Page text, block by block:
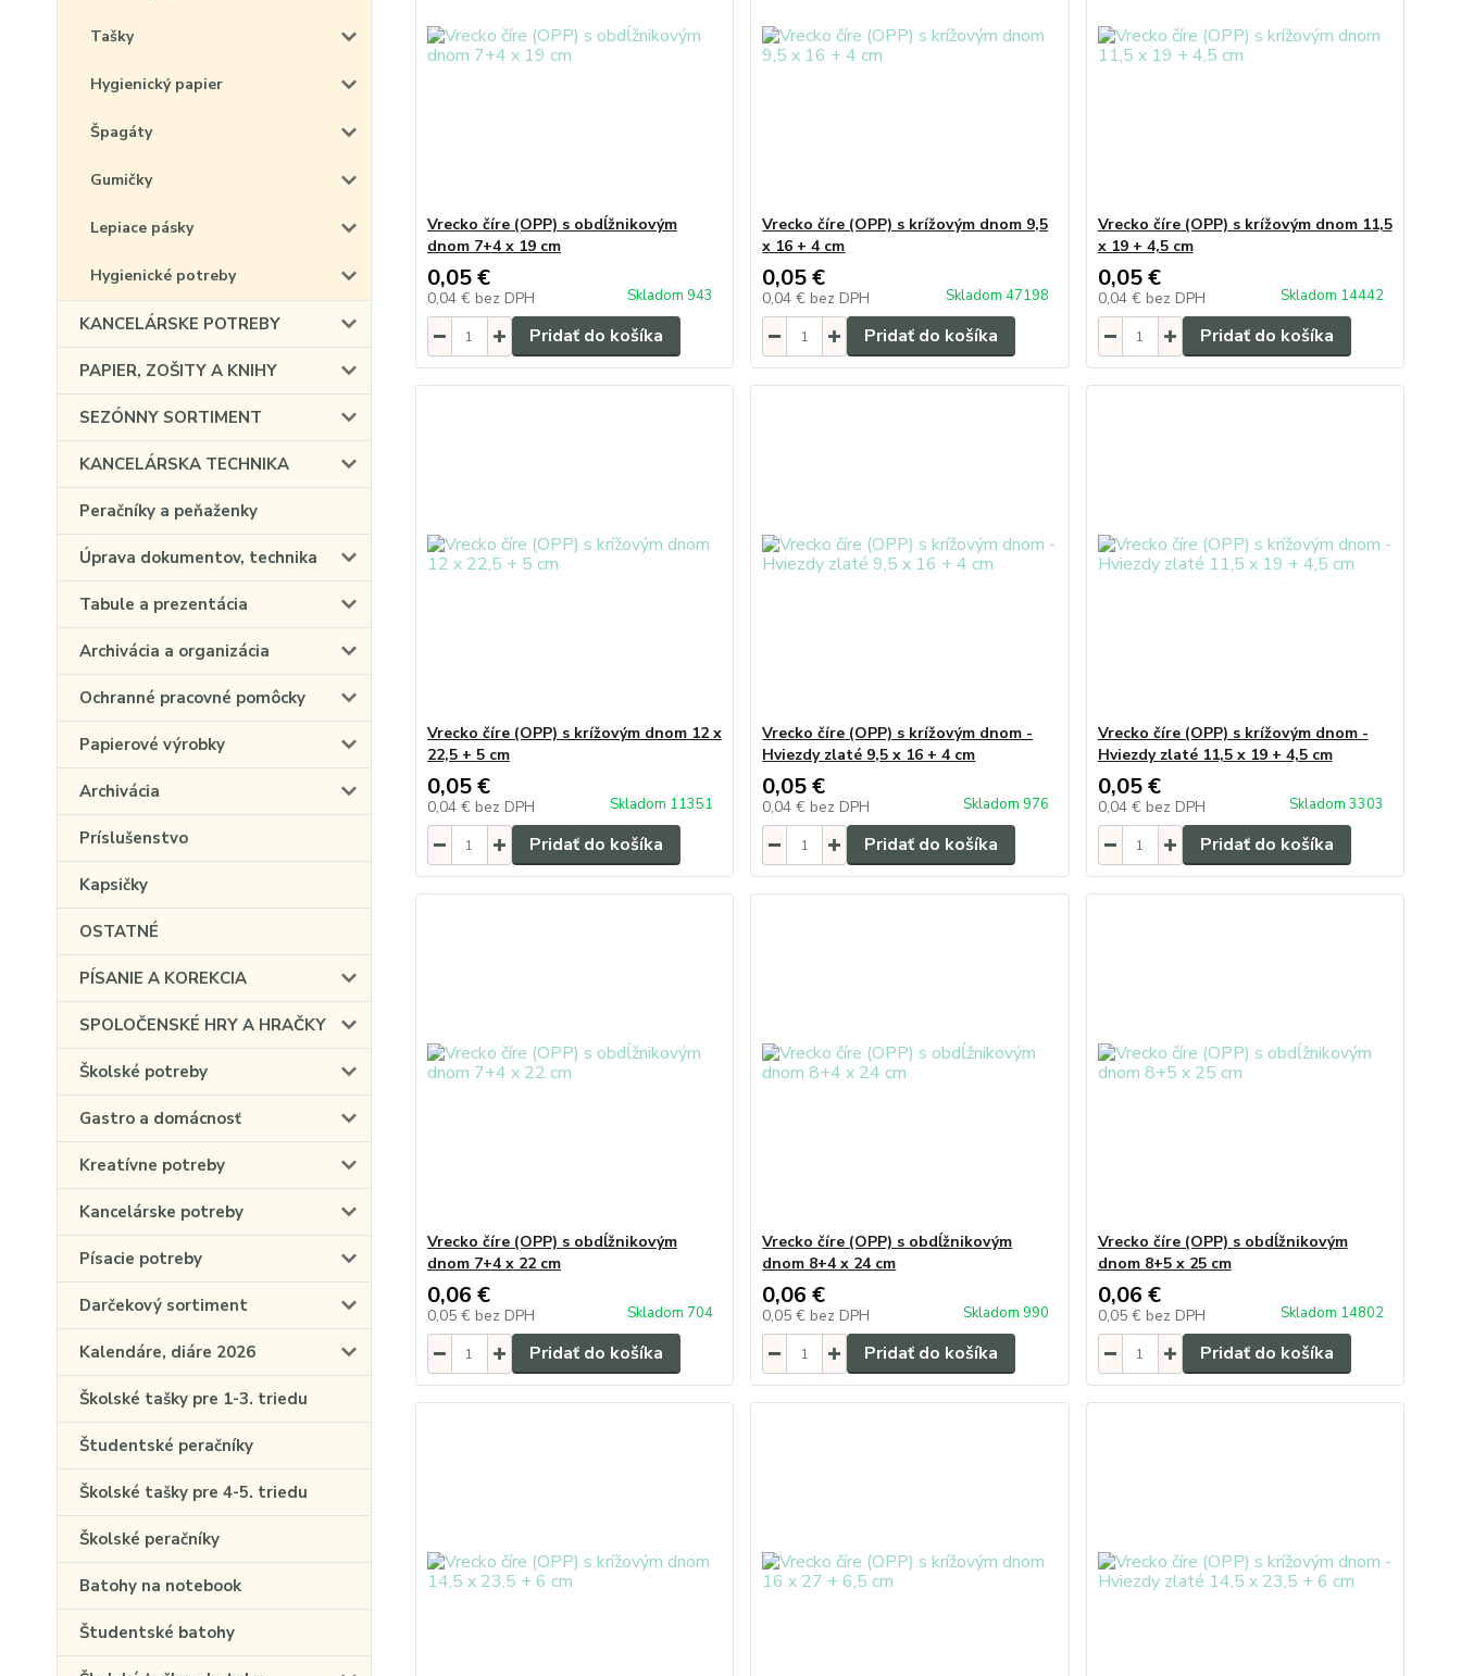
Tašky
Hygienický papier
Špagáty
Gumičky
Lepiace pásky
Hygienické potreby
KANCELÁRSKE POTREBY
PAPIER, ZOŠITY A KNIHY
SEZÓNNY SORTIMENT
KANCELÁRSKA TECHNIKA
Peračníky a peňaženky
Úprava dokumentov, technika
Tabule a prezentácia
Archivácia a organizácia
Ochranné pracovné pomôcky
Papierové výrobky
Archivácia
Príslušenstvo
Kapsičky
OSTATNÉ
PÍSANIE A KOREKCIA
SPOLOČENSKÉ HRY A HRAČKY
Školské potreby
Gastro a domácnosť
Kreatívne potreby
Kancelárske potreby
Písacie potreby
Darčekový sortiment
Kalendáre, diáre 2026
Školské tašky pre 1-3. triedu
Študentské peračníky
Školské tašky pre 4-5. triedu
Školské peračníky
Batohy na notebook
Študentské batohy
Vrecko číre (OPP) s obdĺžnikovým
dnom 7+4 x 19 cm
0,05 €
0,04 € bez DPH Skladom 943
Pridať do košíka
Vrecko číre (OPP) s krížovým dnom 9,5
x 16 + 4 cm
0,05 €
0,04 € bez DPH Skladom 47198
Pridať do košíka
Vrecko číre (OPP) s krížovým dnom 11,5
x 19 + 4,5 cm
0,05 €
0,04 € bez DPH Skladom 14442
Pridať do košíka
Vrecko číre (OPP) s krížovým dnom 12 x
22,5 + 5 cm
0,05 €
0,04 € bez DPH Skladom 11351
Pridať do košíka
Vrecko číre (OPP) s krížovým dnom -
Hviezdy zlaté 9,5 x 16 + 4 cm
0,05 €
0,04 € bez DPH Skladom 976
Pridať do košíka
Vrecko číre (OPP) s krížovým dnom -
Hviezdy zlaté 11,5 x 19 + 4,5 cm
0,05 €
0,04 € bez DPH Skladom 3303
Pridať do košíka
Vrecko číre (OPP) s obdĺžnikovým
dnom 7+4 x 22 cm
0,06 €
0,05 € bez DPH Skladom 704
Pridať do košíka
Vrecko číre (OPP) s obdĺžnikovým
dnom 8+4 x 24 cm
0,06 €
0,05 € bez DPH Skladom 990
Pridať do košíka
Vrecko číre (OPP) s obdĺžnikovým
dnom 8+5 x 25 cm
0,06 €
0,05 € bez DPH Skladom 14802
Pridať do košíka